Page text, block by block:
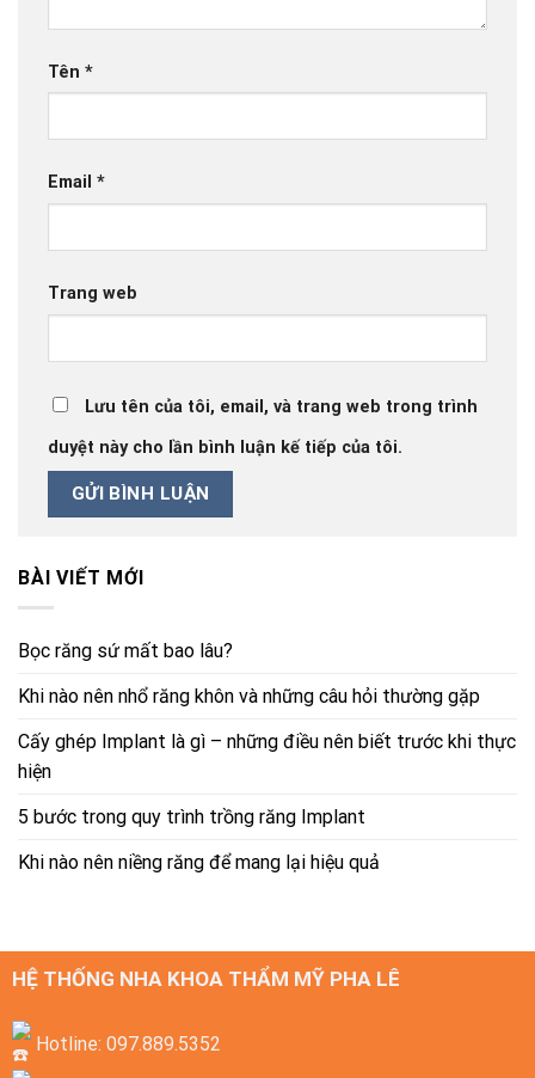
Tên *
Email *
Trang web
Lưu tên của tôi, email, và trang web trong trình
duyệt này cho lần bình luận kế tiếp của tôi.
BÀI VIẾT MỚI
Bọc răng sứ mất bao lâu?
Khi nào nên nhổ răng khôn và những câu hỏi thường gặp
Cấy ghép Implant là gì – những điều nên biết trước khi thực
hiện
5 bước trong quy trình trồng răng Implant
Khi nào nên niềng răng để mang lại hiệu quả
HỆ THỐNG NHA KHOA THẨM MỸ PHA LÊ
Hotline: 097.889.5352